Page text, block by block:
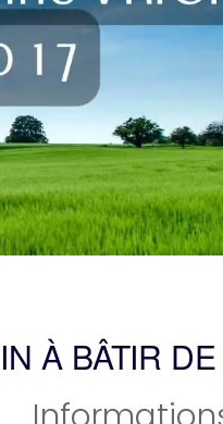
À BÂTIR